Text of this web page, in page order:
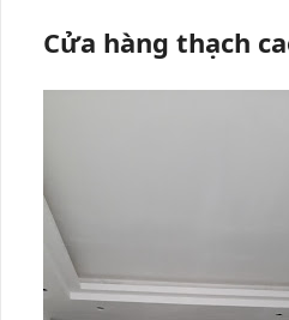
Cửa hàng thạch